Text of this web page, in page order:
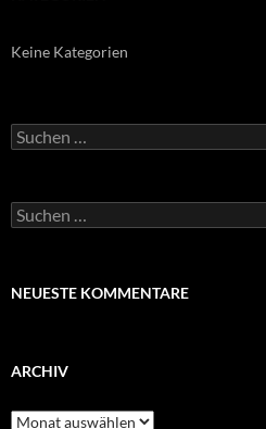
Keine Kategorien
Suchen
nach:
Suchen
nach:
NEUESTE KOMMENTARE
ARCHIV
Archiv